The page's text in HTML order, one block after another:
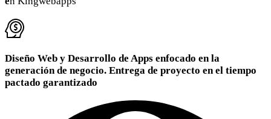
Diseño Web y Desarrollo de Apps enfocado en la
generación de negocio. Entrega de proyecto en el tiempo
pactado garantizado